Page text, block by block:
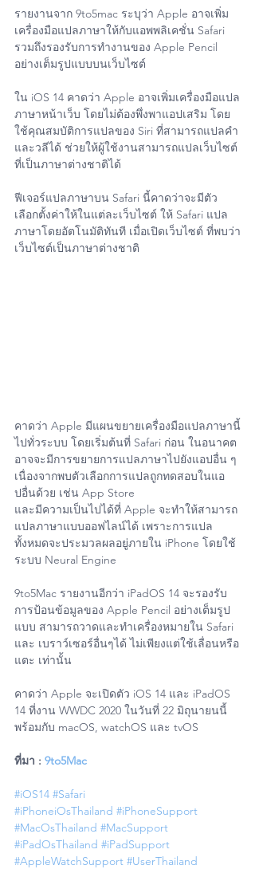
รายงานจาก 9to5mac ระบุว่า Apple อาจเพิ่ม
เครื่องมือแปลภาษาให้กับแอพพลิเคชั่น Safari
รวมถึงรองรับการทำงานของ Apple Pencil
อย่างเต็มรูปแบบบนเว็บไซต์
ใน iOS 14 คาดว่า Apple อาจเพิ่มเครื่องมือแปล
ภาษาหน้าเว็บ โดยไม่ต้องพึ่งพาแอปเสริม โดย
ใช้คุณสมบัติการแปลของ Siri ที่สามารถแปลคำ
และวลีได้ ช่วยให้ผู้ใช้งานสามารถแปลเว็บไซต์
ที่เป็นภาษาต่างชาติได้
ฟีเจอร์แปลภาษาบน Safari นี้คาดว่าจะมีตัว
เลือกตั้งค่าให้ในแต่ละเว็บไซต์ ให้ Safari แปล
ภาษาโดยอัตโนมัติทันที เมื่อเปิดเว็บไซต์ ที่พบว่า
เว็บไซต์เป็นภาษาต่างชาติ
คาดว่า Apple มีแผนขยายเครื่องมือแปลภาษานี้
ไปทั่วระบบ โดยเริ่มต้นที่ Safari ก่อน ในอนาคต
อาจจะมีการขยายการแปลภาษาไปยังแอปอื่น ๆ
เนื่องจากพบตัวเลือกการแปลถูกทดสอบในแอ
ปอื่นด้วย เช่น App Store
และมีความเป็นไปได้ที่ Apple จะทำให้สามารถ
แปลภาษาแบบออฟไลน์ได้ เพราะการแปล
ทั้งหมดจะประมวลผลอยู่ภายใน iPhone โดยใช้
ระบบ Neural Engine
9to5Mac รายงานอีกว่า iPadOS 14 จะรองรับ
การป้อนข้อมูลของ Apple Pencil อย่างเต็มรูป
แบบ สามารถวาดและทำเครื่องหมายใน Safari
และ เบราว์เซอร์อื่นๆได้ ไม่เพียงแต่ใช้เลื่อนหรือ
แตะ เท่านั้น
คาดว่า Apple จะเปิดตัว iOS 14 และ iPadOS
14 ที่งาน WWDC 2020 ในวันที่ 22 มิถุนายนนี้
พร้อมกับ macOS, watchOS และ tvOS
ที่มา : 9to5Mac
#iOS14 #Safari
#iPhoneiOsThailand #iPhoneSupport
#MacOsThailand #MacSupport
#iPadOsThailand #iPadSupport
#AppleWatchSupport #UserThailand